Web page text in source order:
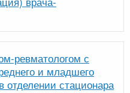
ревматологом с
и младшего
отделении стационара